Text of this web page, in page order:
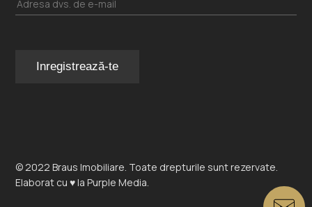
© 2022 Braus Imobiliare. Toate drepturile sunt rezervate.
Elaborat cu ♥ la Purple Media.